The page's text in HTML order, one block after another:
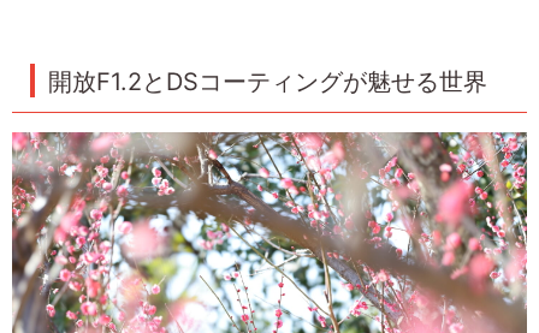
開放F1.2とDSコーティングが魅せる世界